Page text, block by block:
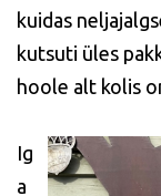
kuidas
kutsuti üles
hoole alt kolis
Ig
a